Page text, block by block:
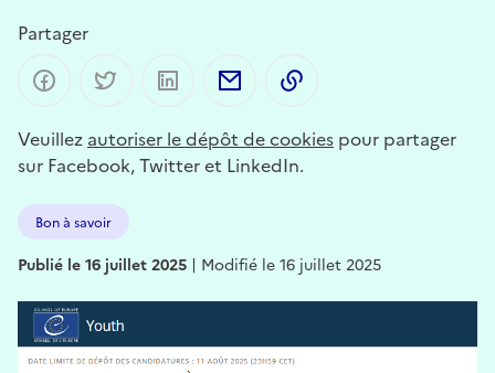
Partager
Partager sur Facebook
Partager sur Twitter
Partager sur LinkedIn
Partager par email
Veuillez autoriser le dépôt de cookies pour partager
sur Facebook, Twitter et LinkedIn.
Bon à savoir
Publié le 16 juillet 2025 | Modifié le 16 juillet 2025